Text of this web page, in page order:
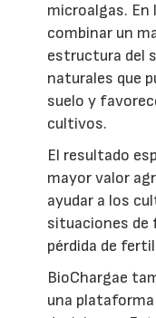
microalgas.
combinar un
estructura del
naturales que
suelo y
cultivos.
El resultado
mayor valor
ayudar a los
situaciones de
pérdida de
BioChargae
una